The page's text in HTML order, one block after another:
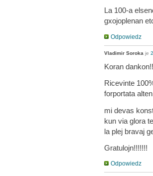
La 100-a
gxojoplenan
Odpowiedz
Vladimir Soroka je
Koran
Ricevinte
forportata
mi devas
kun via glora
la plej bravaj
Gratulojn!!!!!!!
Odpowiedz